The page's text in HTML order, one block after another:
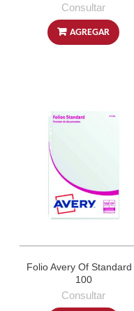
Consultar
AGREGAR
Folio Avery Of Standard
100
Consultar